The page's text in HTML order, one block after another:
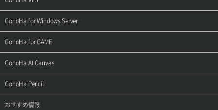
用語集
お問い合わせ
ご利用ガイド
お乗り換えガイド
よくある質問
サポートトップ
ご利用ガイド
APIドキュメントVPS2.0
APIドキュメントVPS3.0
ConoHa for Windows Server
サポートトップ
ご利用ガイド
APIドキュメントVPS2.0
ConoHa for GAME
サポートトップ
ご利用ガイド
ConoHa AI Canvas
サポートトップ
ご利用ガイド
ConoHa Pencil
サポートトップ
おすすめ情報